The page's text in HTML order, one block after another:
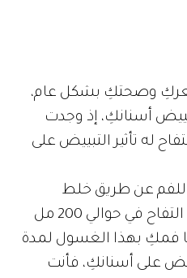
وصحتكِ بشكل عام،
أسنانكِ، إذ وجدت
له تأثير التبييض على
عن طريق خلط
ملعقتين صغيرتين من خل التفاح في حوالي 200 مل
فمكِ بهذا الغسول لمدة
على أسنانكِ، فأنت